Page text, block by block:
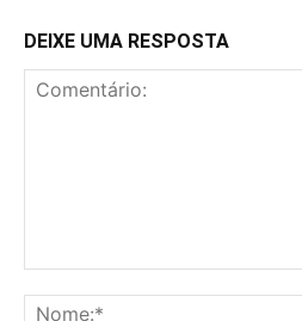
DEIXE UMA RESPOSTA